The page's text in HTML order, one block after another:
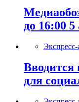
до 16:00 5
Экспресс-
Вводится
для